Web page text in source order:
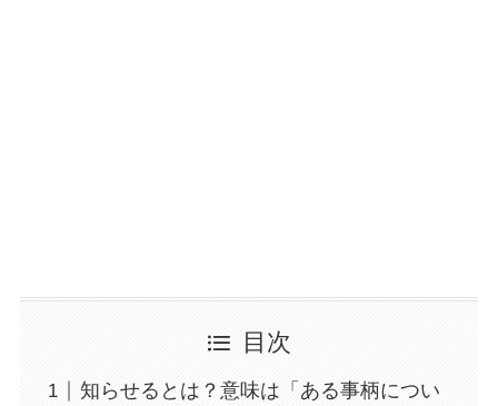
目次
知らせるとは？意味は「ある事柄につい